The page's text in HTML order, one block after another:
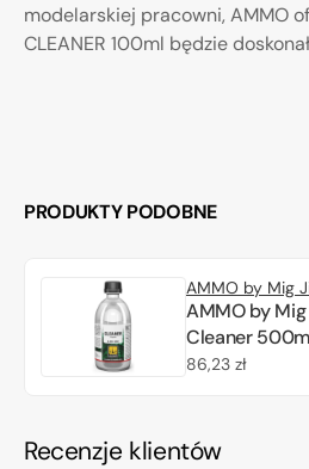
modelarskiej pracowni, AMMO
CLEANER 100ml będzie
PRODUKTY PODOBNE
AMMO by Mig
AMMO by
Cleaner
Cena
86,23 zł
Recenzje klientów